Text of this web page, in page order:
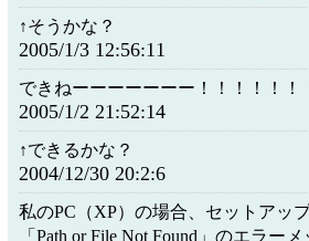
↑そうかな？
2005/1/3 12:56:11
できねーーーーーーー！！！！！！
2005/1/2 21:52:14
↑できるかな？
2004/12/30 20:2:6
私のPC（XP）の場合、セットアッ
「Path or File Not Found」のエラー